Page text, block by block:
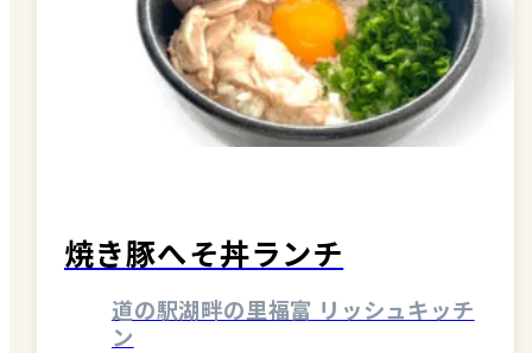
焼き豚へそ丼ランチ
道の駅湖畔の里福富 リッシュキッチ
ン